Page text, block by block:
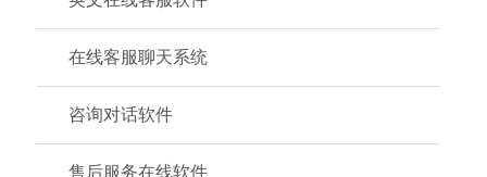
在线客服聊天系统
咨询对话软件
售后服务在线软件